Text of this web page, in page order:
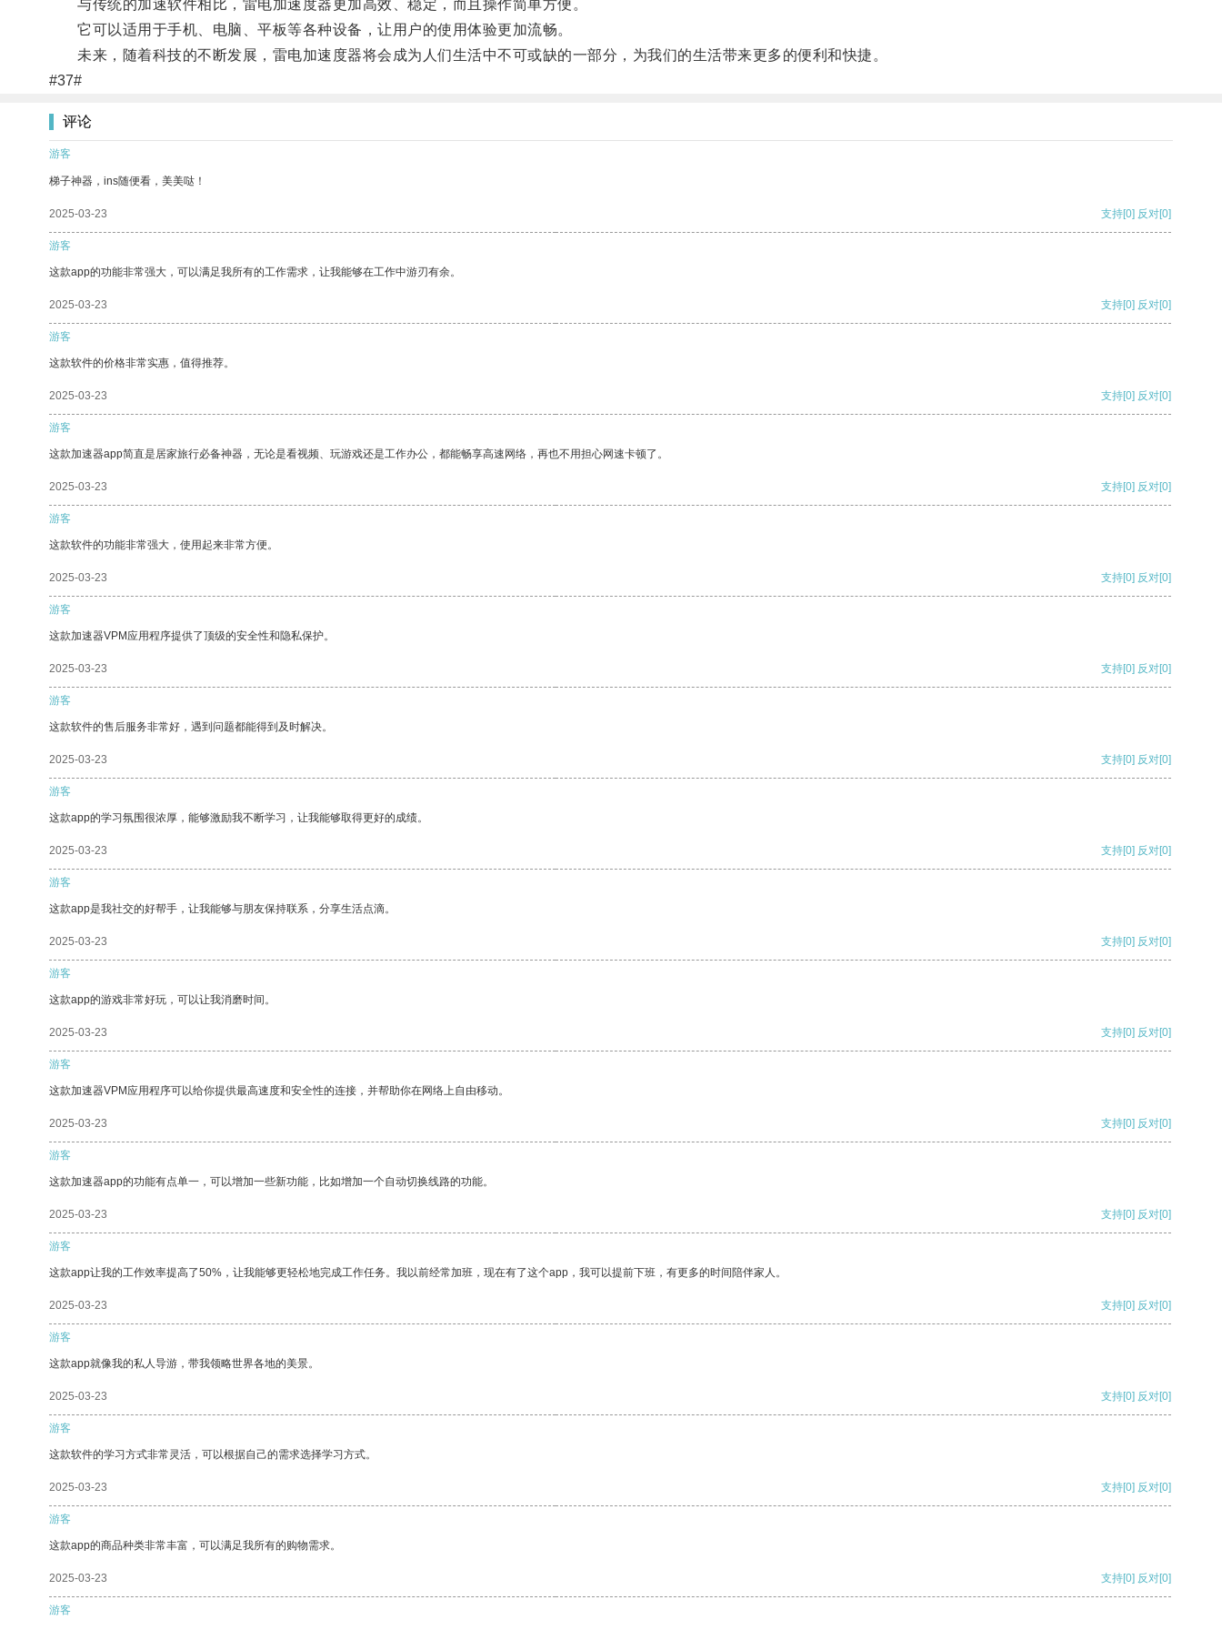
与传统的加速软件相比，雷电加速度器更加高效、稳定，而且操作简单方便。
它可以适用于手机、电脑、平板等各种设备，让用户的使用体验更加流畅。
未来，随着科技的不断发展，雷电加速度器将会成为人们生活中不可或缺的一部分，为我们的生活带来更多的便利和快捷。
#37#
评论
游客
梯子神器，ins随便看，美美哒！
2025-03-23 支持[0] 反对[0]
游客
这款app的功能非常强大，可以满足我所有的工作需求，让我能够在工作中游刃有余。
2025-03-23 支持[0] 反对[0]
游客
这款软件的价格非常实惠，值得推荐。
2025-03-23 支持[0] 反对[0]
游客
这款加速器app简直是居家旅行必备神器，无论是看视频、玩游戏还是工作办公，都能畅享高速网络，再也不用担心网速卡顿了。
2025-03-23 支持[0] 反对[0]
游客
这款软件的功能非常强大，使用起来非常方便。
2025-03-23 支持[0] 反对[0]
游客
这款加速器VPM应用程序提供了顶级的安全性和隐私保护。
2025-03-23 支持[0] 反对[0]
游客
这款软件的售后服务非常好，遇到问题都能得到及时解决。
2025-03-23 支持[0] 反对[0]
游客
这款app的学习氛围很浓厚，能够激励我不断学习，让我能够取得更好的成绩。
2025-03-23 支持[0] 反对[0]
游客
这款app是我社交的好帮手，让我能够与朋友保持联系，分享生活点滴。
2025-03-23 支持[0] 反对[0]
游客
这款app的游戏非常好玩，可以让我消磨时间。
2025-03-23 支持[0] 反对[0]
游客
这款加速器VPM应用程序可以给你提供最高速度和安全性的连接，并帮助你在网络上自由移动。
2025-03-23 支持[0] 反对[0]
游客
这款加速器app的功能有点单一，可以增加一些新功能，比如增加一个自动切换线路的功能。
2025-03-23 支持[0] 反对[0]
游客
这款app让我的工作效率提高了50%，让我能够更轻松地完成工作任务。我以前经常加班，现在有了这个app，我可以提前下班，有更多的时间陪伴家人。
2025-03-23 支持[0] 反对[0]
游客
这款app就像我的私人导游，带我领略世界各地的美景。
2025-03-23 支持[0] 反对[0]
游客
这款软件的学习方式非常灵活，可以根据自己的需求选择学习方式。
2025-03-23 支持[0] 反对[0]
游客
这款app的商品种类非常丰富，可以满足我所有的购物需求。
2025-03-23 支持[0] 反对[0]
游客